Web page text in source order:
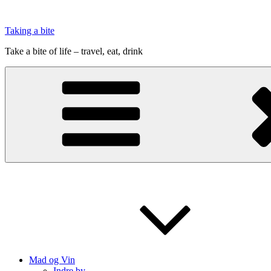
indhold
Taking a bite
Take a bite of life – travel, eat, drink
Mad og Vin